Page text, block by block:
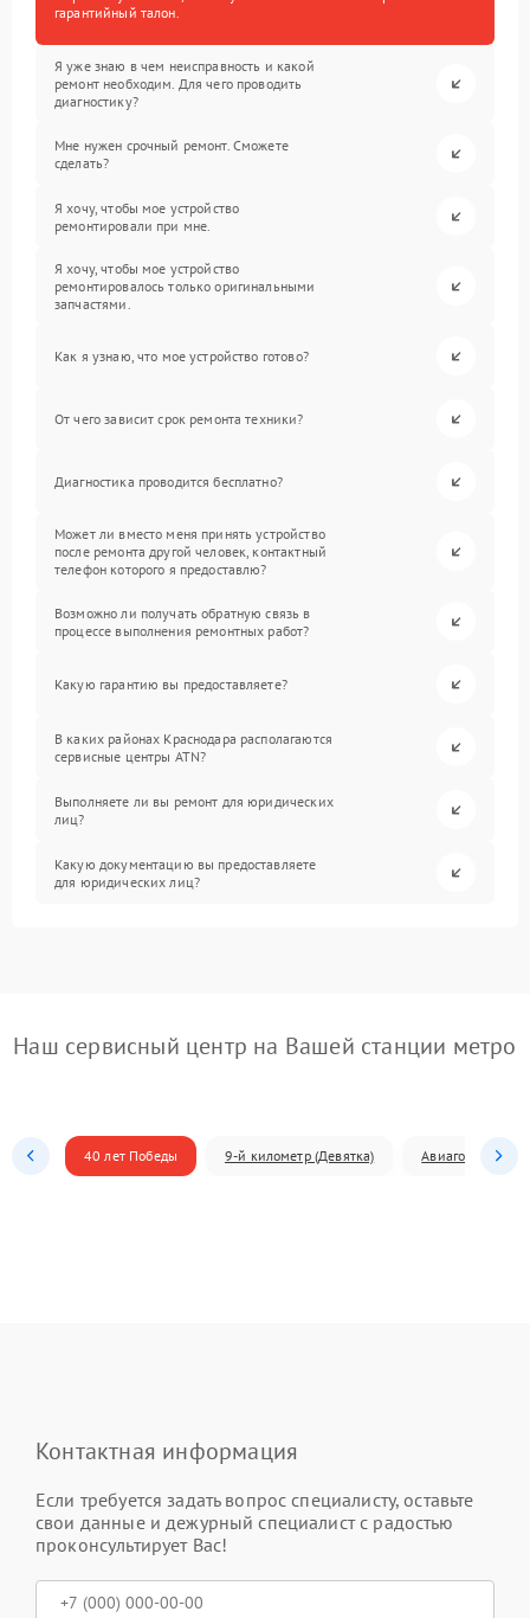
гарантийный талон.
Я уже знаю в чем неисправность и какой
ремонт необходим. Для чего проводить
диагностику?
Мне нужен срочный ремонт. Сможете
сделать?
Я хочу, чтобы мое устройство
ремонтировали при мне.
Я хочу, чтобы мое устройство
ремонтировалось только оригинальными
запчастями.
Как я узнаю, что мое устройство готово?
От чего зависит срок ремонта техники?
Диагностика проводится бесплатно?
Может ли вместо меня принять устройство
после ремонта другой человек, контактный
телефон которого я предоставлю?
Возможно ли получать обратную связь в
процессе выполнения ремонтных работ?
Какую гарантию вы предоставляете?
В каких районах Краснодара располагаются
сервисные центры ATN?
Выполняете ли вы ремонт для юридических
лиц?
Какую документацию вы предоставляете
для юридических лиц?
Наш сервисный центр на Вашей станции метро
40 лет Победы 9-й километр (Девятка) Авиагородок
Контактная информация
Если требуется задать вопрос специалисту, оставьте
свои данные и дежурный специалист с радостью
проконсультирует Вас!